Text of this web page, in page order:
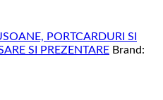
PORTCARDURI SI
SI PREZENTARE Brand: